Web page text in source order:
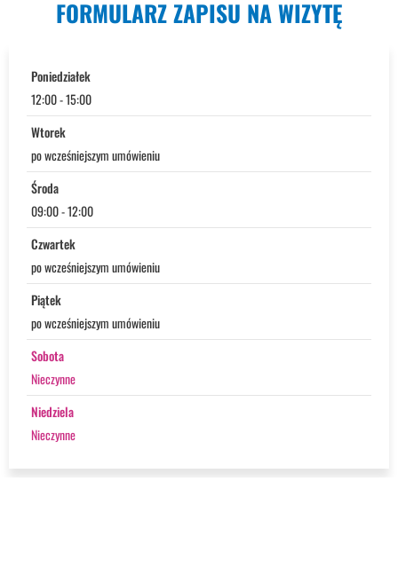
FORMULARZ ZAPISU NA WIZYTĘ
Poniedziałek
12:00 - 15:00
Wtorek
po wcześniejszym umówieniu
Środa
09:00 - 12:00
Czwartek
po wcześniejszym umówieniu
Piątek
po wcześniejszym umówieniu
Sobota
Nieczynne
Niedziela
Nieczynne